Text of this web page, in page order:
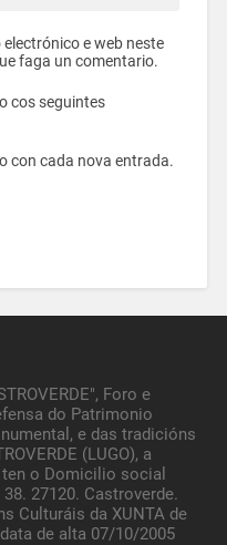
e web neste
faga un comentario.
cos seguintes
con cada nova entrada.
Foro e
do Patrimonio
e das tradicións
(LUGO), a
o Domicilio social
27120. Castroverde.
Culturáis da XUNTA de
de alta 07/10/2005